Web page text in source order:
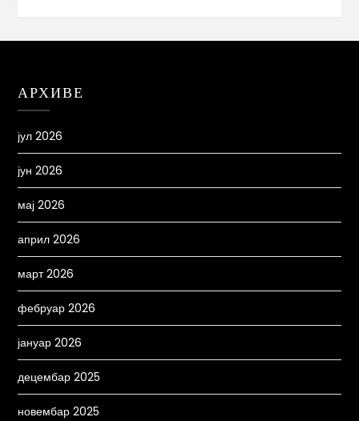
АРХИВЕ
јул 2026
јун 2026
мај 2026
април 2026
март 2026
фебруар 2026
јануар 2026
децембар 2025
новембар 2025